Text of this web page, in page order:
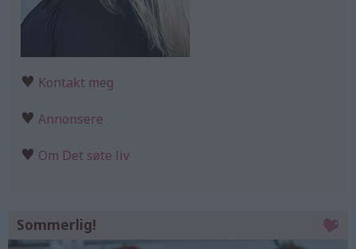
♥ Kontakt meg
♥ Annonsere
♥ Om Det søte liv
Sommerlig!